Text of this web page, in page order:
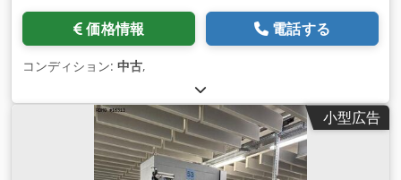
価格情報 電話する
コンディション: 中古,
小型広告